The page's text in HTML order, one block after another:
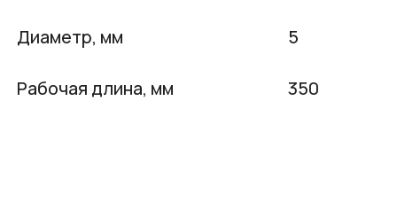
Диаметр, мм 5
Рабочая длина, мм 350